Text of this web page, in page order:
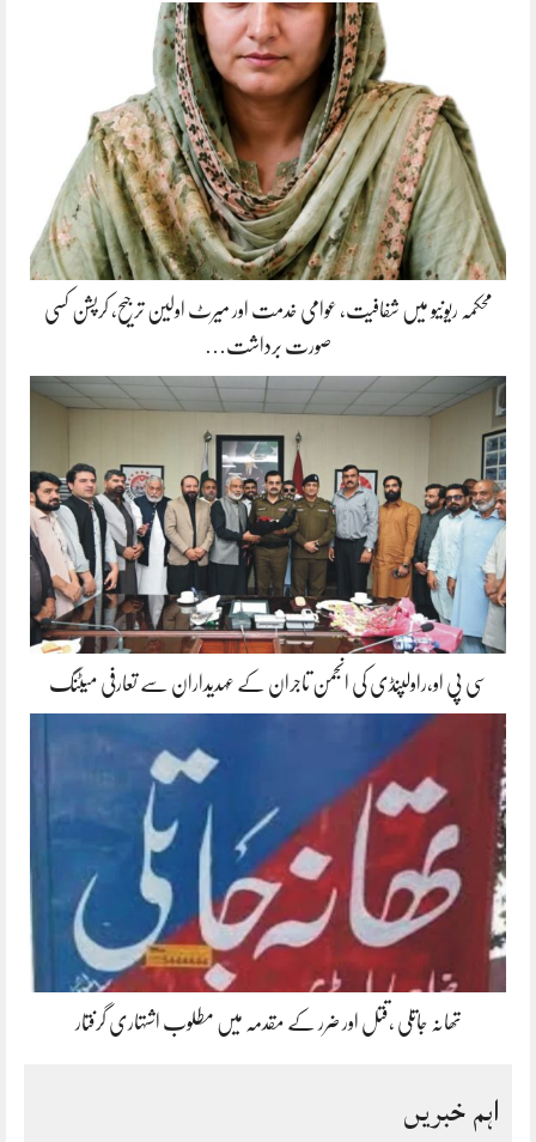
محکمہ ریونیو میں شفافیت، عوامی خدمت اور میرٹ اولین ترجیح، کرپشن کسی
صورت برداشت…
سی پی او،راولپنڈی کی انجمن تاجران کے عہدیداران سے تعارفی میٹنگ
تھانہ جاتلی ،قتل اور ضرر کے مقدمہ میں مطلوب اشتہاری گرفتار
اہم خبریں